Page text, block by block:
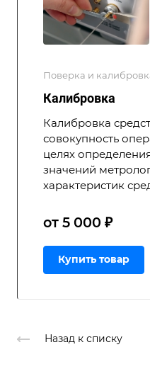
Поверка и
Калибровка
Калибровка
совокупность
целях
значений
характеристик
от 5 000 ₽
Купить товар
Назад к списку